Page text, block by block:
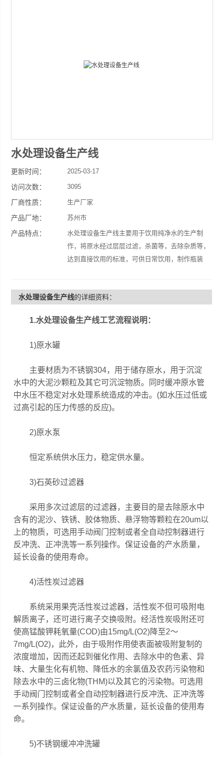
水处理设备生产线
更新时间： 2025-03-17
访问次数： 3095
厂商性质： 生产厂家
产品厂地： 苏州市
产品特点：
水处理设备生产线主要用于饮用纯净水的生产制
作，将原水经过层层过滤，杀菌等，去除杂质等，
达到直接饮用的标准，可供日常饮用，制作瓶装
水处理设备生产线的详细资料：
1.水处理设备生产线工艺流程说明：
1)原水罐
主要材质为不锈钢304，用于储存原水，用于沉淀
水中的大泥沙颗粒及其它可沉淀物质。同时缓冲原水管
中水压不稳定对水处理系统造成的冲击。(如水压过低或
过高引起的压力传感的反应)。
2)原水泵
恒定系统供水压力，稳定供水量。
3)石英砂过滤器
采用多次过滤层的过滤器，主要目的是去除原水中
含有的泥沙、铁锈、胶体物质、悬浮物等颗粒在20um以
上的物质，可选用手动阀门控制或者全自动控制器进行
反冲洗、正冲洗等一系列操作。保证设备的产水质量，
延长设备的使用寿命。
4)活性炭过滤器
系统采用果壳活性炭过滤器，活性炭不但可吸附电
解质离子，还可进行离子交换吸附。经活性炭吸附还可
使高锰酸钾耗氧量(COD)由15mg/L(O2)降至2～
7mg/L(O2)，此外，由于吸附作用使表面被吸附复制的
浓度增加，因而还起到催化作用、去除水中的色素、异
味、大量生化有机物、降低水的余氯值及农药污染物和
除去水中的三卤化物(THM)以及其它的污染物。可选用
手动阀门控制或者全自动控制器进行反冲洗、正冲洗等
一系列操作。保证设备的产水质量，延长设备的使用寿
命。
5)不锈钢缓冲冲洗罐